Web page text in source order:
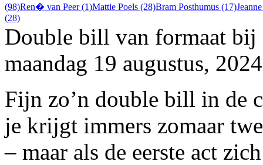
(98)Ren� van Peer (1)Mattie Poels (28)Bram Posthumus (17)
(28)
Double bill van formaat bij
maandag 19 augustus, 2024
Fijn zo’n double bill in de
je krijgt immers zomaar
– maar als de eerste act